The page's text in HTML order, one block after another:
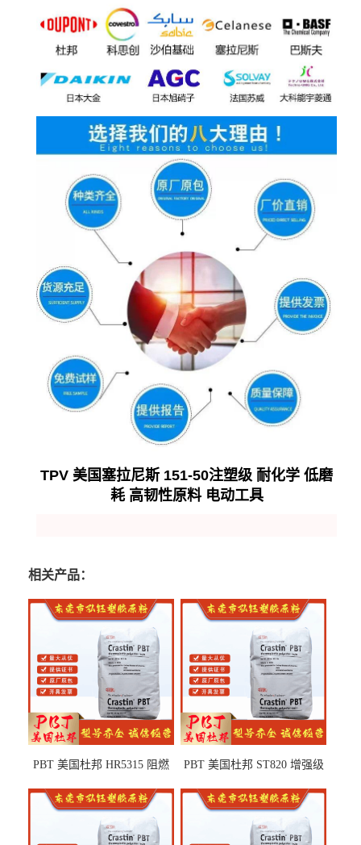
TPV 美国塞拉尼斯 151-50注塑级 耐化学 低磨
耗 高韧性原料 电动工具
相关产品：
PBT 美国杜邦 HR5315 阻燃
部件
PBT 美国杜邦 ST820 增强级